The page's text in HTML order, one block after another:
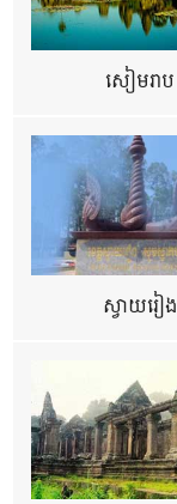
សៀមរាប
ស្វាយរៀង